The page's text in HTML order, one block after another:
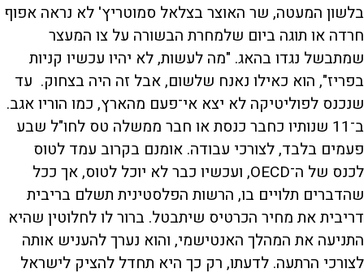
בלשון המעטה, שר האוצר בצלאל סמוטריץ' לא נראה אפוף
חרדה או תוגה ביום שלמחרת הבשורה על צו המעצר
שמתבשל נגדו בהאג. "מה לעשות, לא יהיו עכשיו קניות
בפריז", הוא כאילו נאנח שלשום, אבל זה היה בצחוק. עד
שנכנס לפוליטיקה לא יצא אי־פעם מהארץ, כמו הוריו אגב.
ב־11 שנותיו כחבר כנסת או חבר ממשלה טס לחו"ל שבע
פעמים בלבד, לצורכי עבודה. אומנם בקרוב עמד לטוס
לכנס של ה־OECD, ועכשיו כבר לא יוכל לטוס, אך ככל
שהדברים תלויים בו, הרשות הפלסטינית תשלם בריבית
דריבית את מחיר הכרטיס שיתבטל. ברור לו לחלוטין שהיא
התניעה את המהלך האנטישמי, והוא נערך להעניש אותה
לצורכי הרתעה. לדעתו, רק כך היא תחדל להציק לישראל